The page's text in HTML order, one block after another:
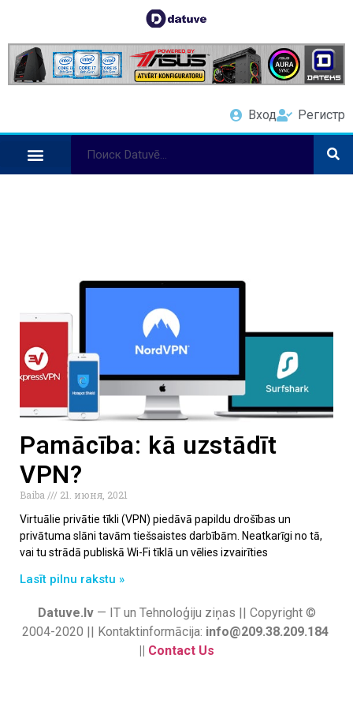
Вход Регистр
Pamācība: kā uzstādīt
VPN?
Baiba
21. июня, 2021
Virtuālie privātie tīkli (VPN) piedāvā papildu drošības un
privātuma slāni tavām tiešsaistes darbībām. Neatkarīgi no tā,
vai tu strādā publiskā Wi-Fi tīklā un vēlies izvairīties
Lasīt pilnu rakstu »
Datuve.lv— IT un Tehnoloģiju ziņas || Copyright ©
2004-2020 || Kontaktinformācija: info@209.38.209.184
|| Contact Us